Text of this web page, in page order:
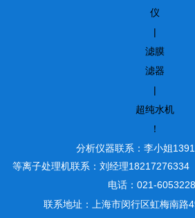
仪
|
滤膜
滤器
|
超纯水机
！
分析仪器联系：李小姐
等离子处理机联系：刘经理18217276334
电话：021-
联系地址：上海市闵行区虹梅南路